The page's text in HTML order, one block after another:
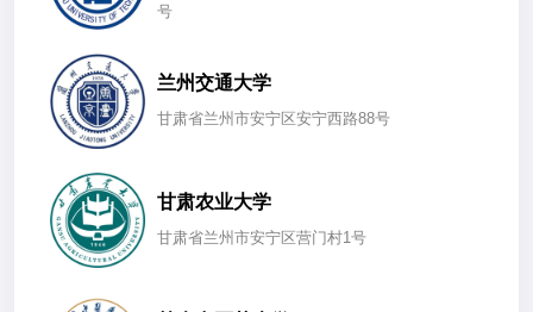
号
兰州交通大学
甘肃省兰州市安宁区安宁西路88号
甘肃农业大学
甘肃省兰州市安宁区营门村1号